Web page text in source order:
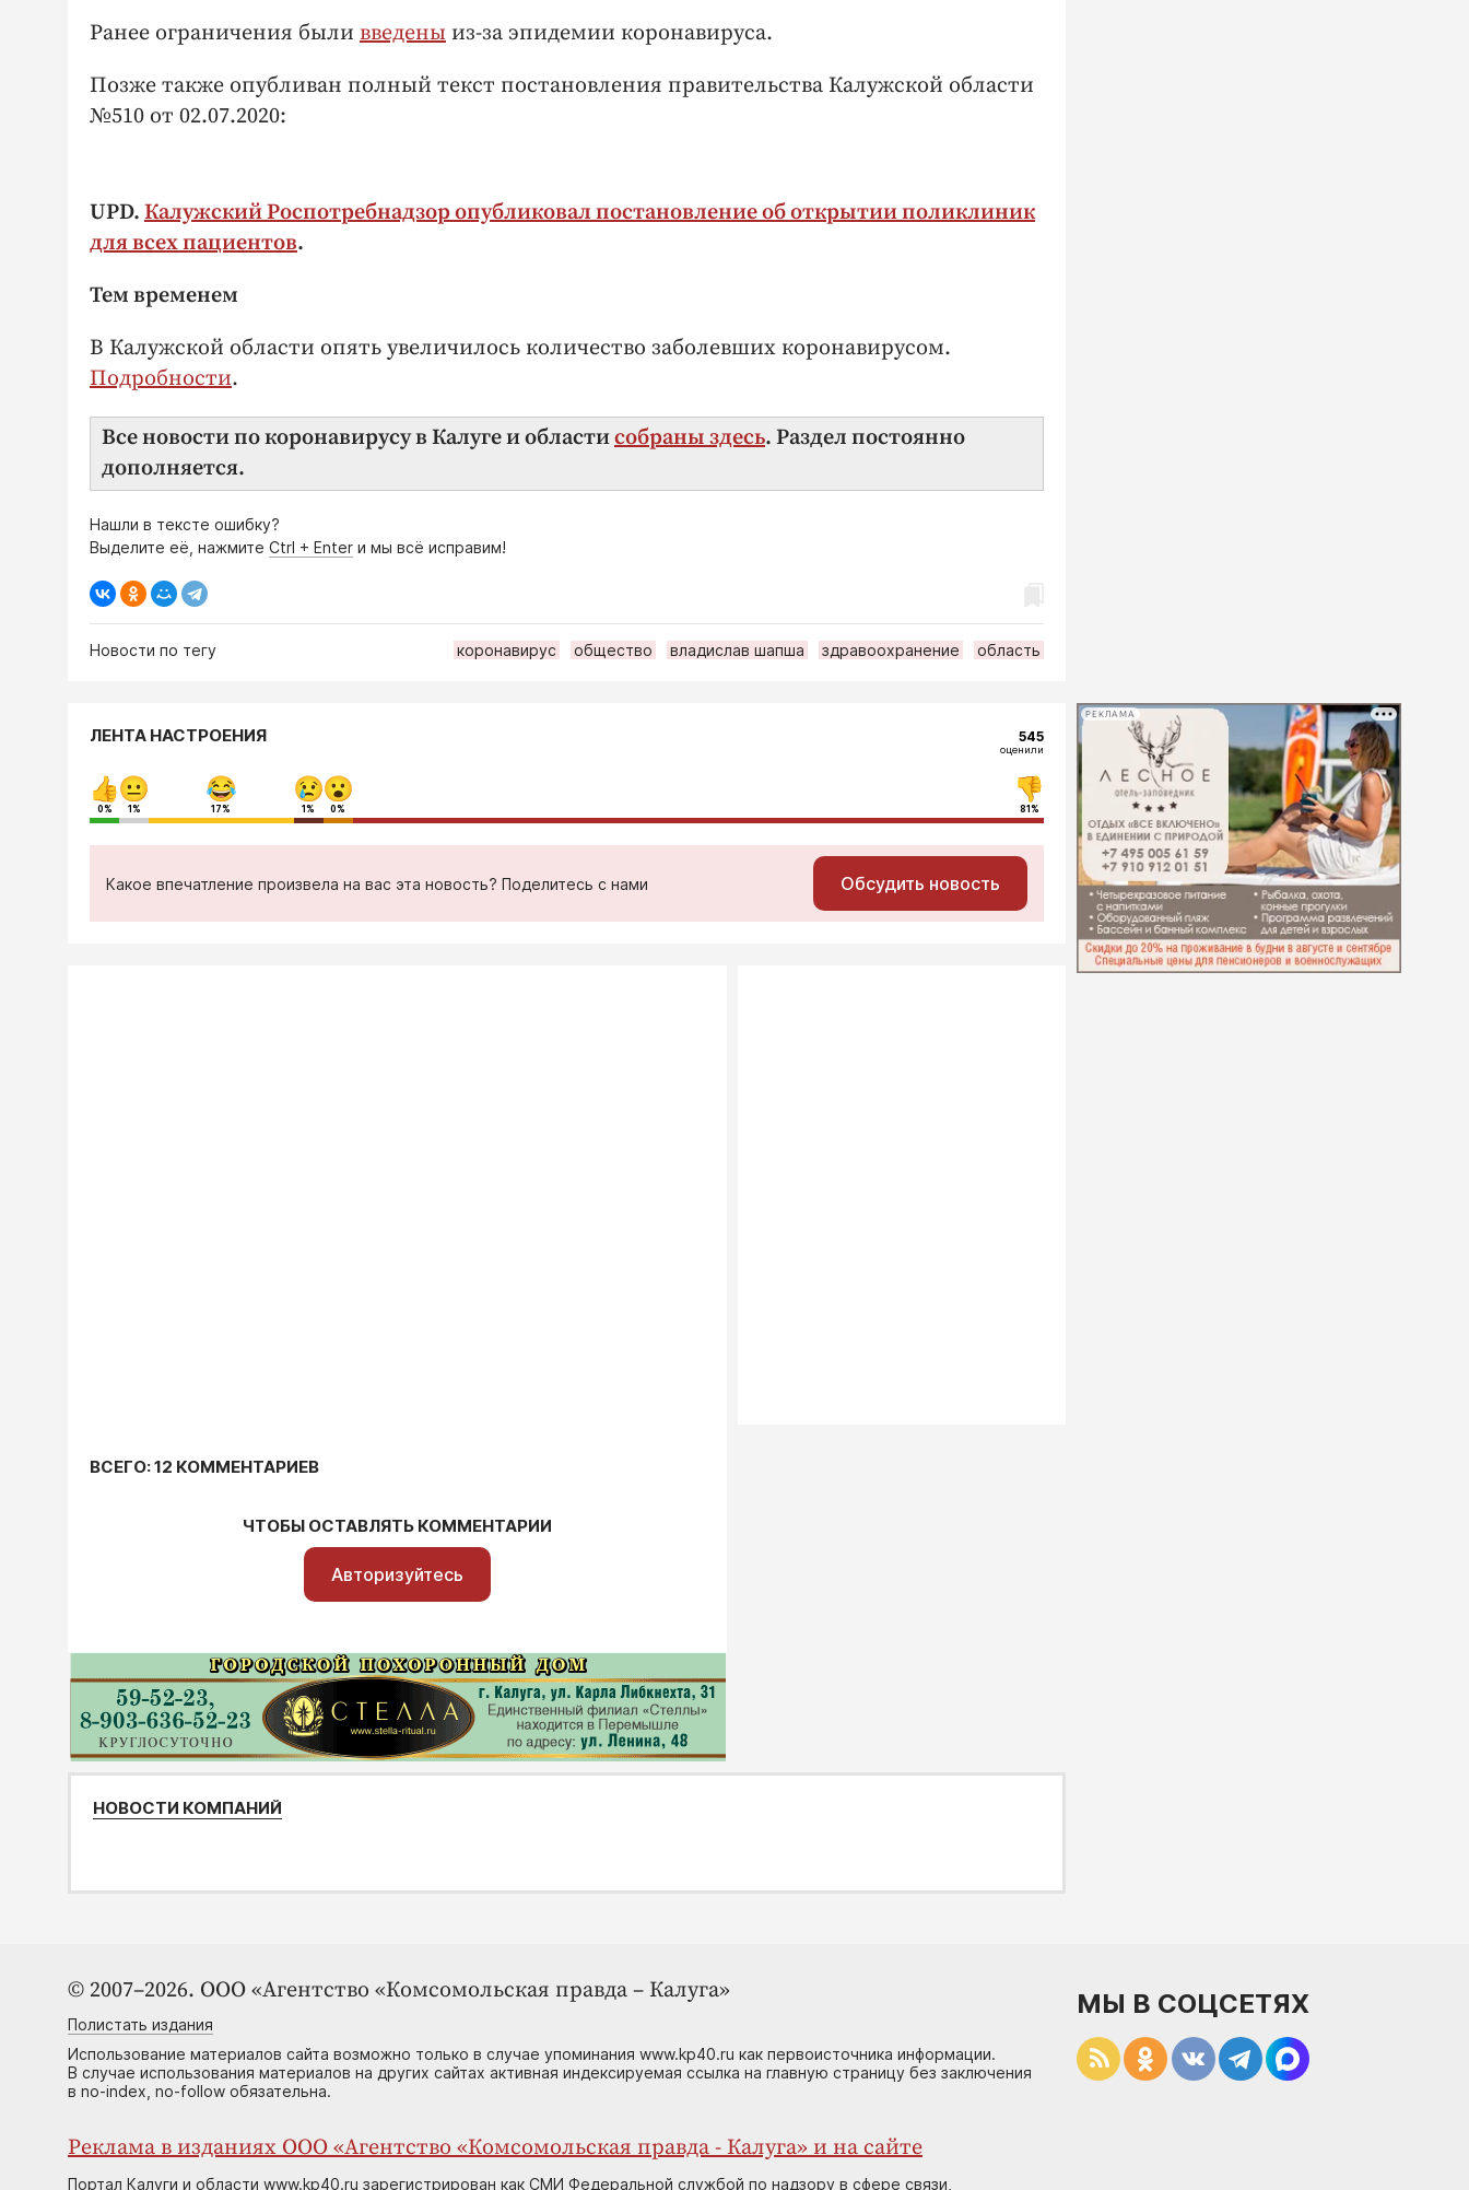
Ранее ограничения были введены из-за эпидемии коронавируса.
Позже также опубливан полный текст постановления правительства Калужской области
№510 от 02.07.2020:
UPD. Калужский Роспотребнадзор опубликовал постановление об открытии поликлиник
для всех пациентов.
Тем временем
В Калужской области опять увеличилось количество заболевших коронавирусом.
Подробности.
Все новости по коронавирусу в Калуге и областисобраны здесь. Раздел постоянно
дополняется.
Нашли в тексте ошибку?
Выделите её, нажмите Ctrl + Enter и мы всё исправим!
Новости по тегу коронавирус общество владислав шапша здравоохранение область
ЛЕНТА НАСТРОЕНИЯ 545
оценили
0% 1% 17% 1% 0% 81%
Какое впечатление произвела на вас эта новость? Поделитесь с нами Обсудить новость
ВСЕГО: 12 КОММЕНТАРИЕВ
ЧТОБЫ ОСТАВЛЯТЬ КОММЕНТАРИИ
Авторизуйтесь
НОВОСТИ КОМПАНИЙ
РЕКЛАМА
© 2007–2026. ООО «Агентство «Комсомольская правда – Калуга»
Полистать издания
Использование материалов сайта возможно только в случае упоминания www.kp40.ru как первоисточника информации.
В случае использования материалов на других сайтах активная индексируемая ссылка на главную страницу без заключения
в no-index, no-follow обязательна.
Реклама в изданиях ООО «Агентство «Комсомольская правда - Калуга» и на сайте
Портал Калуги и области www.kp40.ru зарегистрирован как СМИ Федеральной службой по надзору в сфере связи,
МЫ В СОЦСЕТЯХ